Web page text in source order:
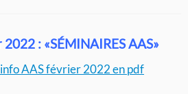
: «SÉMINAIRES AAS»
AAS février 2022 en pdf